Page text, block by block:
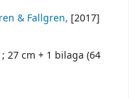
& Fallgren, [2017]
27 cm + 1 bilaga (64